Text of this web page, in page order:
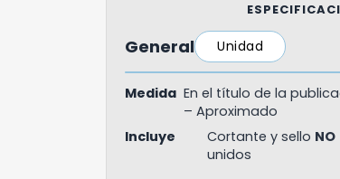
General Unidad
Medida En el título de la
– Aproximado
Incluye
Cortante y sello NO
unidos